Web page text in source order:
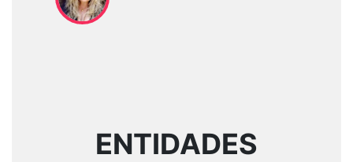
ENTIDADES